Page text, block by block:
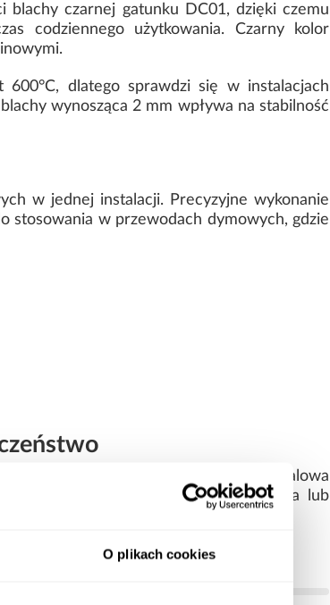
O plikach cookies
blachy czarnej gatunku DC01, dzięki czemu
codziennego użytkowania. Czarny kolor
dlatego sprawdzi się w instalacjach
wynosząca 2 mm wpływa na stabilność
w jednej instalacji. Precyzyjne wykonanie
stosowania w przewodach dymowych, gdzie
dymu i spalin. Solidna stalowa
powstające podczas spalania drewna lub
użytkowych.